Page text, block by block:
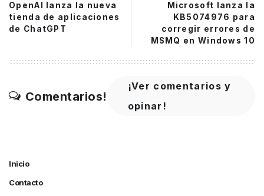
OpenAI lanza la nueva
tienda de aplicaciones
de ChatGPT
Microsoft lanza la
KB5074976 para
corregir errores de
MSMQ en Windows 10
Comentarios!
¡Ver comentarios y
opinar!
Inicio
Contacto